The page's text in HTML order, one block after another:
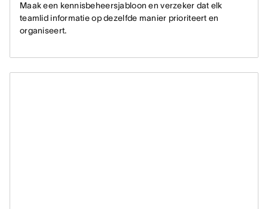
Maak een kennisbeheersjabloon en verzeker dat elk
teamlid informatie op dezelfde manier prioriteert en
organiseert.